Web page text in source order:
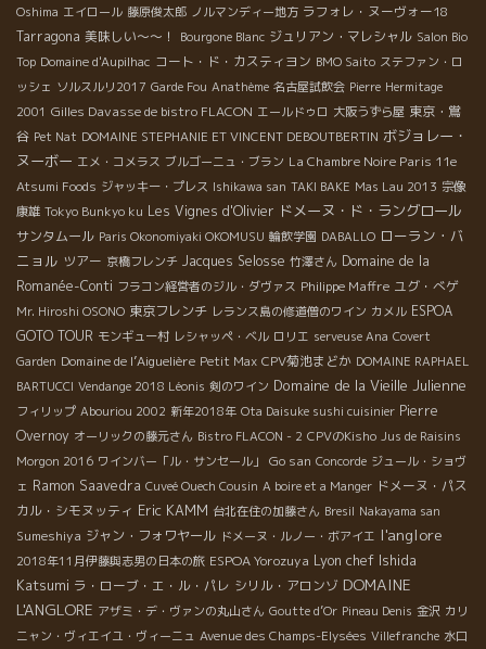
Oshima エイロール 藤原俊太郎 ノルマンディー地方 ラフォレ・ヌーヴォー18
Tarragona 美味しい～～！ Bourgone Blanc ジュリアン・マレシャル Salon Bio
Top Domaine d'Aupilhac コート・ド・カスティヨン BMO Saito ステファン・ロ
ッシェ ソルスルリ2017 Garde Fou Anathème 名古屋試飲会 Pierre Hermitage
2001 Gilles Davasse de bistro FLACON エールドゥロ 大阪うずら屋 東京・鴬
谷 Pet Nat DOMAINE STEPHANIE ET VINCENT DEBOUTBERTIN ボジョレー・
ヌーボー エメ・コメラス ブルゴーニュ・ブラン La Chambre Noire Paris 11e
Atsumi Foods ジャッキー・プレス Ishikawa san TAKI BAKE Mas Lau 2013 宗像
康雄 Tokyo Bunkyo ku Les Vignes d'Olivier ドメーヌ・ド・ラングロール
サンタムール Paris Okonomiyaki OKOMUSU 輪飲学園 DABALLO ローラン・バ
ニョル ツアー 京橋フレンチ Jacques Selosse 竹澤さん Domaine de la
Romanée-Conti フラコン経営者のジル・ダヴァス Philippe Maffre ユグ・べゲ
Mr. Hiroshi OSONO 東京フレンチ レランス島の修道僧のワイン カメル ESPOA
GOTO TOUR モンギュー村 レシャッペ・ベル ロリエ serveuse Ana Covert
Garden Domaine de l’Aiguelière Petit Max CPV菊池まどか DOMAINE RAPHAEL
BARTUCCI Vendange 2018 Léonis 剣のワイン Domaine de la Vieille Julienne
フィリップ Abouriou 2002 新年2018年 Ota Daisuke sushi cuisinier Pierre
Overnoy オーリックの藤元さん Bistro FLACON - 2 CPVのKisho Jus de Raisins
Morgon 2016 ワインバー「ル・サンセール」 Go san Concorde ジュール・ショヴ
ェ Ramon Saavedra Cuveé Ouech Cousin A boire et a Manger ドメーヌ・パス
カル・シモヌッティ Eric KAMM 台北在住の加藤さん Bresil Nakayama san
Sumeshiya ジャン・フォワヤール ドメーヌ・ルノー・ボアイエ l'anglore
2018年11月伊藤與志男の日本の旅 ESPOA Yorozuya Lyon chef Ishida
Katsumi ラ・ローブ・エ・ル・パレ シリル・アロンゾ DOMAINE
L'ANGLORE アザミ・デ・ヴァンの丸山さん Goutte d’Or Pineau Denis 金沢 カリ
ニャン・ヴィエイユ・ヴィーニュ Avenue des Champs-Elysées Villefranche 水口